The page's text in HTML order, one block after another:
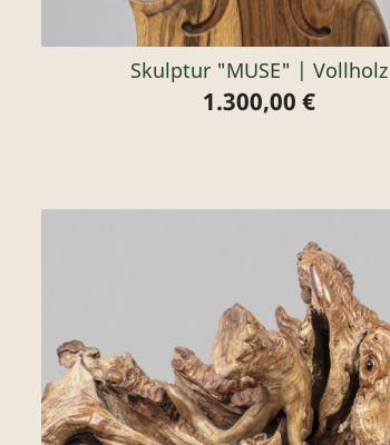
Skulptur "MUSE" | Vollholz
Preis
1.300,00 €